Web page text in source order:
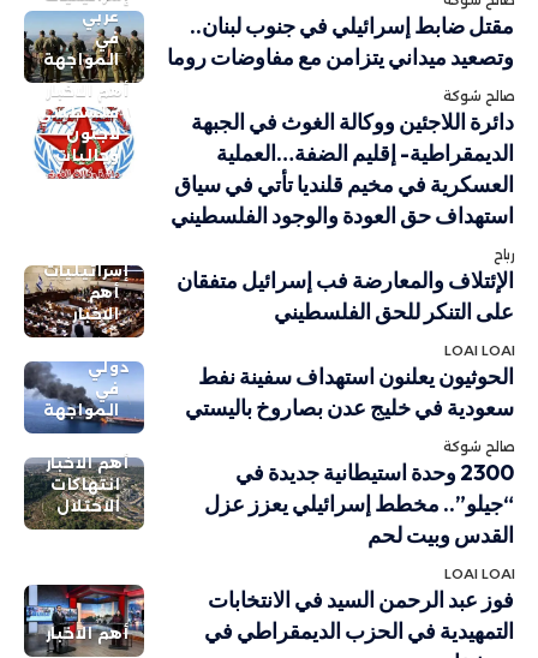
عربي
في
المواجهة
مقتل ضابط إسرائيلي في جنوب لبنان..
وتصعيد ميداني يتزامن مع مفاوضات روما
صالح شوكة
أهم الاخبار
فلسطيني
لاجئون
وجاليات
دائرة اللاجئين ووكالة الغوث في الجبهة
الديمقراطية- إقليم الضفة…العملية
العسكرية في مخيم قلنديا تأتي في سياق
استهداف حق العودة والوجود الفلسطيني
رباح
إسرائيليات
أهم
الاخبار
الإئتلاف والمعارضة فب إسرائيل متفقان
على التنكر للحق الفلسطيني
LOAI LOAI
دولي
في
المواجهة
الحوثيون يعلنون استهداف سفينة نفط
سعودية في خليج عدن بصاروخ باليستي
صالح شوكة
أهم الاخبار
انتهاكات
الاحتلال
2300 وحدة استيطانية جديدة في
“جيلو”.. مخطط إسرائيلي يعزز عزل
القدس وبيت لحم
LOAI LOAI
أهم الاخبار
فوز عبد الرحمن السيد في الانتخابات
التمهيدية في الحزب الديمقراطي في